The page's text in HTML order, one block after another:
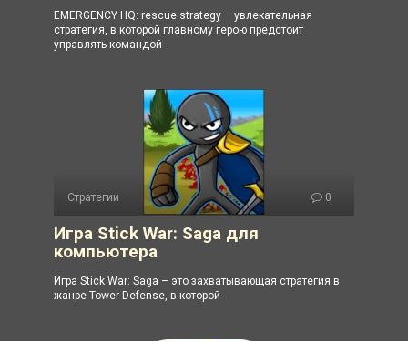
EMERGENCY HQ: rescue strategy – увлекательная
стратегия, в которой главному герою предстоит
управлять командой
Стратегии 0
Игра Stick War: Saga для
компьютера
Игра Stick War: Saga – это захватывающая стратегия в
жанре Tower Defense, в которой